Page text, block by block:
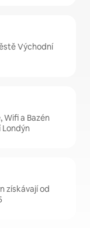
Východní
Wifi a Bazén
získávají od